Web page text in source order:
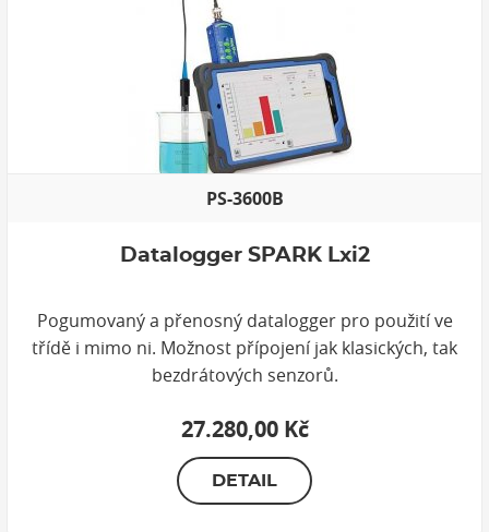
PS-3600B
Datalogger SPARK Lxi2
Pogumovaný a přenosný datalogger pro použití ve
třídě i mimo ni. Možnost přípojení jak klasických, tak
bezdrátových senzorů.
27.280,00 Kč
DETAIL